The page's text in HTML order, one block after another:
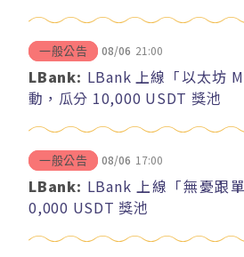
一般公告 08/06 21:00
LBank: LBank 上線「以太坊
動，瓜分 10,000 USDT 獎池
一般公告 08/06 17:00
LBank: LBank 上線「無憂跟
0,000 USDT 獎池